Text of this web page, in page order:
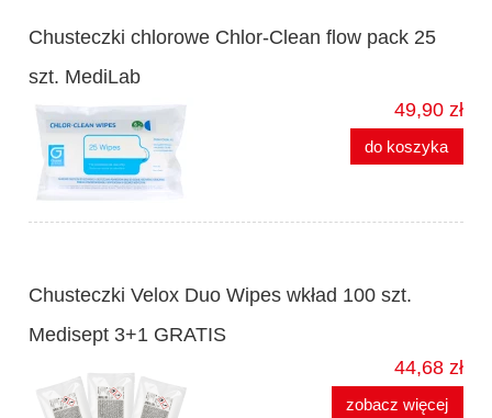
Chusteczki chlorowe Chlor-Clean flow pack 25
szt. MediLab
49,90 zł
do koszyka
Chusteczki Velox Duo Wipes wkład 100 szt.
Medisept 3+1 GRATIS
44,68 zł
zobacz więcej